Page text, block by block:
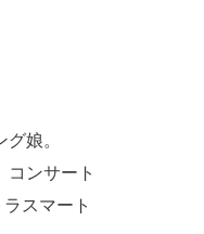
娘。
コンサート
スマート